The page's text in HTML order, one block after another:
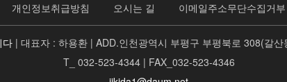
개인정보취급방침 오시는 길 이메일주소무단수집거부
다 | 대표자 : 하용환 | ADD.인천광역시 부평구 부평북로 308(갈산
T_ 032-523-4344 | FAX_032-523-4346